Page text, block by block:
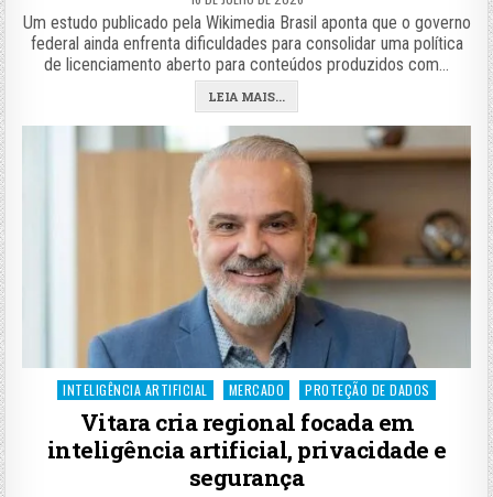
Um estudo publicado pela Wikimedia Brasil aponta que o governo
federal ainda enfrenta dificuldades para consolidar uma política
de licenciamento aberto para conteúdos produzidos com…
LEIA MAIS...
Posted
INTELIGÊNCIA ARTIFICIAL MERCADO PROTEÇÃO DE DADOS
Vitara cria regional focada em
inteligência artificial, privacidade e
segurança